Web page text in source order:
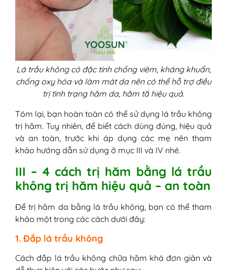
Lá trầu không có đặc tính chống viêm, kháng khuẩn,
chống oxy hóa và làm mát da nên có thể hỗ trợ điều
trị tình trạng hăm da, hăm tã hiệu quả.
Tóm lại, bạn hoàn toàn có thể sử dụng lá trầu không
trị hăm. Tuy nhiên, để biết cách dùng đúng, hiệu quả
và an toàn, trước khi áp dụng các mẹ nên tham
khảo hướng dẫn sử dụng ở mục III và IV nhé.
III – 4 cách trị hăm bằng lá trầu
không trị hăm hiệu quả – an toàn
Để trị hăm da bằng lá trầu không, bạn có thể tham
khảo một trong các cách dưới đây:
1. Đắp lá trầu không
Cách đắp lá trầu không chữa hăm khá đơn giản và